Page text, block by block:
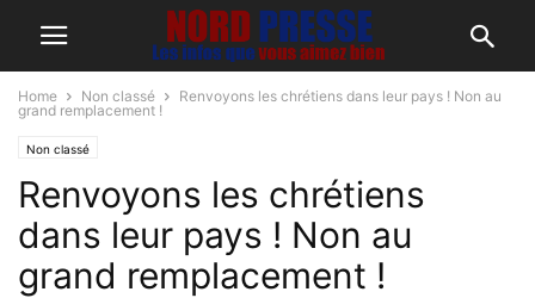
Home Non classé
Renvoyons les chrétiens dans leur pays ! Non au
grand remplacement !
Non classé
Renvoyons les chrétiens
dans leur pays ! Non au
grand remplacement !